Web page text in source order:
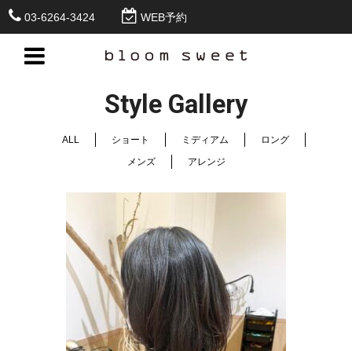
03-6264-3424 WEB予約
Style Gallery
ALL ショート ミディアム
ロング
メンズ
アレンジ